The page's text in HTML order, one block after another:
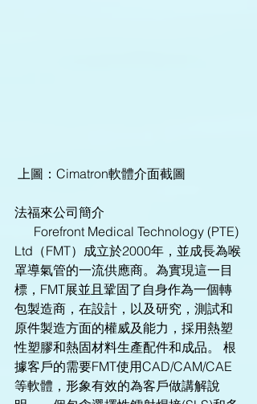
上圖：Cimatron軟體介面截圖
法福來公司簡介
Ltd（FMT）成立於2000年，並成長為喉
罩導氣管的一流供應商。為實現這一目
標，FMT展並且鞏固了自身作為一個轉
包製造商，在設計，以及研究，測試和
原件製造方面的權威及能力，採用熱塑
性塑膠和熱固材料生產配件和成品。 根
據客戶的需要FMT使用CAD/CAM/CAE
等軟體，形象有效的為客戶做講解說